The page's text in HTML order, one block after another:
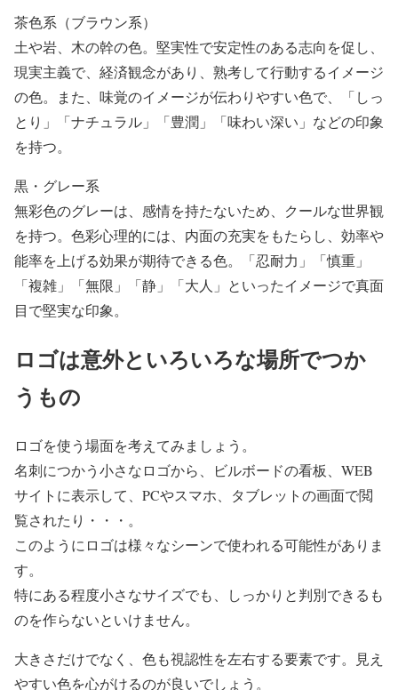
茶色系（ブラウン系）
土や岩、木の幹の色。堅実性で安定性のある志向を促し、
現実主義で、経済観念があり、熟考して行動するイメージ
の色。また、味覚のイメージが伝わりやすい色で、「しっ
とり」「ナチュラル」「豊潤」「味わい深い」などの印象
を持つ。
黒・グレー系
無彩色のグレーは、感情を持たないため、クールな世界観
を持つ。色彩心理的には、内面の充実をもたらし、効率や
能率を上げる効果が期待できる色。「忍耐力」「慎重」
「複雑」「無限」「静」「大人」といったイメージで真面
目で堅実な印象。
ロゴは意外といろいろな場所でつか
うもの
ロゴを使う場面を考えてみましょう。
名刺につかう小さなロゴから、ビルボードの看板、WEB
サイトに表示して、PCやスマホ、タブレットの画面で閲
覧されたり・・・。
このようにロゴは様々なシーンで使われる可能性がありま
す。
特にある程度小さなサイズでも、しっかりと判別できるも
のを作らないといけません。
大きさだけでなく、色も視認性を左右する要素です。見え
やすい色を心がけるのが良いでしょう。